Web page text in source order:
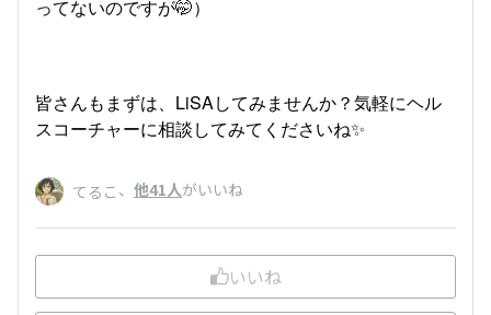
ってないのですが🤭）
皆さんもまずは、LiSAしてみませんか？気軽にヘル
スコーチャーに相談してみてくださいね✨
てるこ 、 他41人がいいね
いいね